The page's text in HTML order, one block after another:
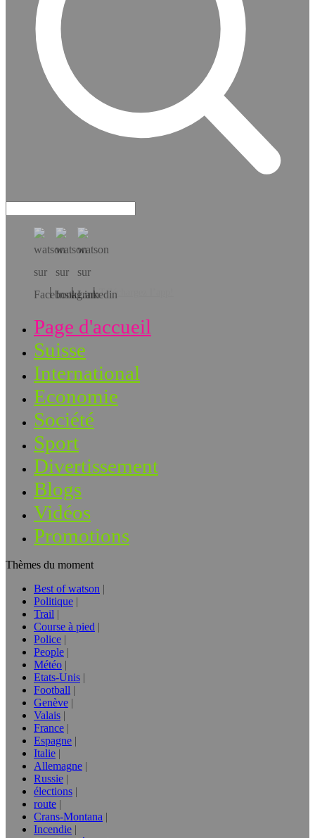
Téléchargez l’app!
Page d'accueil
Suisse
International
Economie
Société
Sport
Divertissement
Blogs
Vidéos
Promotions
Thèmes du moment
Best of watson
Politique
Trail
Course à pied
Police
People
Météo
Etats-Unis
Football
Genève
Valais
France
Espagne
Italie
Allemagne
Russie
élections
route
Crans-Montana
Incendie